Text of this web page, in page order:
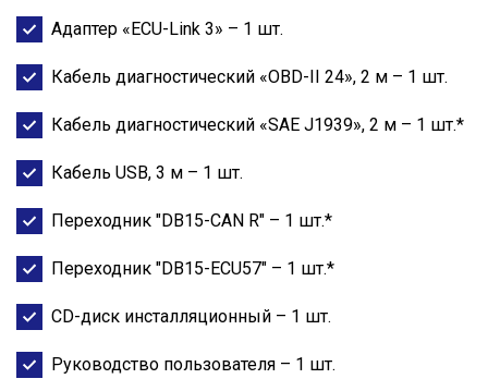
Адаптер «ECU-Link 3» – 1 шт.
Кабель диагностический «OBD-II 24», 2 м – 1 шт.
Кабель диагностический «SAE J1939», 2 м – 1 шт.*
Кабель USB, 3 м – 1 шт.
Переходник "DB15-CAN R" – 1 шт.*
Переходник "DB15-ECU57" – 1 шт.*
CD-диск инсталляционный – 1 шт.
Руководство пользователя – 1 шт.